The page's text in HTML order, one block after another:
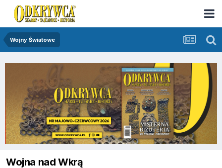
Wojny Światowe
Wojna nad Wkrą